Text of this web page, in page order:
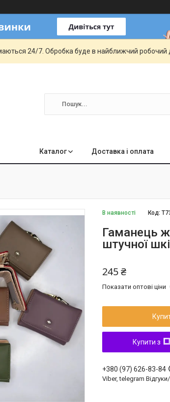
24/7. Обробка буде в найближчий робочий
Каталог Доставка і оплата
В наявності Код:
Гаманець
штучної
245 ₴
Показати оптові ціни
Купити з
+380 (97) 626-83-84
Viber, telegram